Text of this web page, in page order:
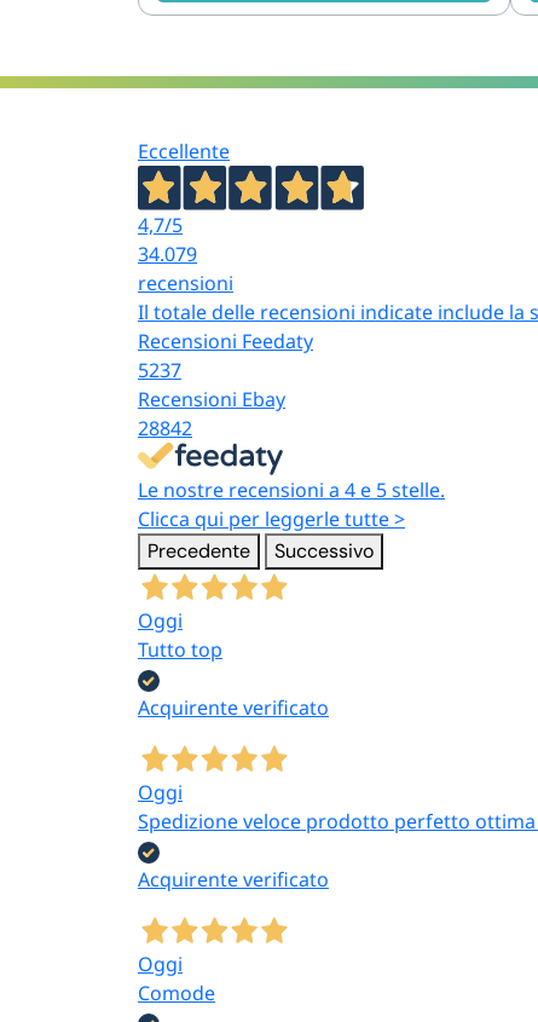
Eccellente
4,7/5
34.079
recensioni
Il totale delle recensioni indicate include la
Recensioni Feedaty
5237
Recensioni Ebay
28842
Le nostre recensioni a 4 e 5 stelle.
Clicca qui per leggerle tutte >
Precedente Successivo
Oggi
Tutto top
Acquirente verificato
Oggi
Spedizione veloce prodotto perfetto
Acquirente verificato
Oggi
Comode